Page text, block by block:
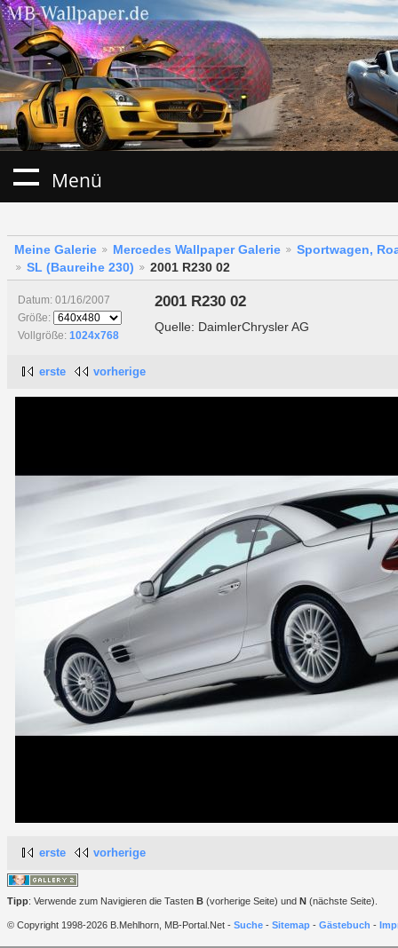
Menü
Meine Galerie Mercedes Wallpaper Galerie
Sportwagen,
SL (Baureihe 230)
2001 R230 02
Datum: 01/16/2007
Größe:
Vollgröße: 1024x768
2001 R230 02
Quelle: DaimlerChrysler AG
erste vorherige
erste vorherige
Tipp: Verwende zum Navigieren die Tasten B (vorherige Seite) und N (nächste Seite).
© Copyright 1998-2026 B.Mehlhorn, MB-Portal.Net - Suche - Sitemap - Gästebuch -